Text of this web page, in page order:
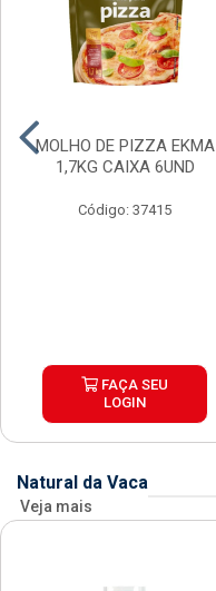
MOLHO DE PIZZA EKMA
1,7KG CAIXA 6UND
Código: 37415
FAÇA SEU
LOGIN
Natural da Vaca
Veja mais